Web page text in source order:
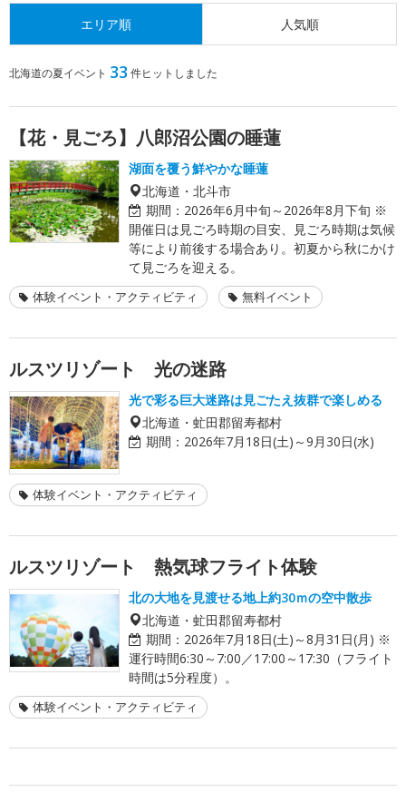
エリア順 人気順
北海道の夏イベント 33 件ヒットしました
【花・見ごろ】八郎沼公園の睡蓮
湖面を覆う鮮やかな睡蓮
北海道・北斗市
期間： 2026年6月中旬～2026年8月下旬 ※
開催日は見ごろ時期の目安、見ごろ時期は気候
等により前後する場合あり。初夏から秋にかけ
て見ごろを迎える。
体験イベント・アクティビティ 無料イベント
ルスツリゾート 光の迷路
光で彩る巨大迷路は見ごたえ抜群で楽しめる
北海道・虻田郡留寿都村
期間： 2026年7月18日(土)～9月30日(水)
体験イベント・アクティビティ
ルスツリゾート 熱気球フライト体験
北の大地を見渡せる地上約30ｍの空中散歩
北海道・虻田郡留寿都村
期間： 2026年7月18日(土)～8月31日(月) ※
運行時間6:30～7:00／17:00～17:30（フライト
時間は5分程度）。
体験イベント・アクティビティ